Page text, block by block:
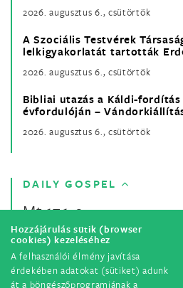
Hozzájárulás sütik (browser
cookies) kezeléséhez
A felhasználói élmény javítása
érdekében adatokat (sütiket) adunk
át a böngészőprogramjának a
2026. augusztus 6., csütörtök
A Szociális Testvérek
lelkigyakorlatát tartották
2026. augusztus 6., csütörtök
Bibliai utazás a Káldi-
évfordulóján –
2026. augusztus 6., csütörtök
DAILY GOSPEL
Mt 17,1-9